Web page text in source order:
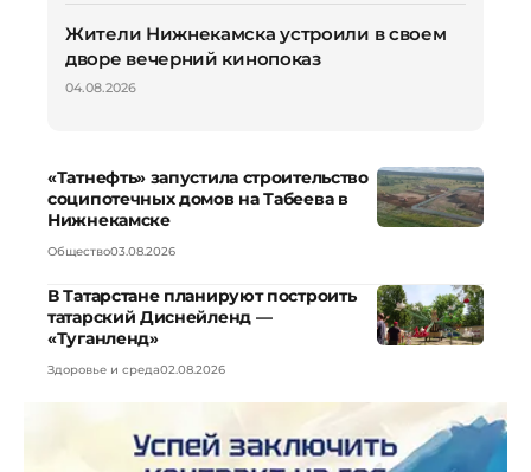
Жители Нижнекамска устроили в своем
дворе вечерний кинопоказ
04.08.2026
«Татнефть» запустила строительство
соципотечных домов на Табеева в
Нижнекамске
Общество03.08.2026
В Татарстане планируют построить
татарский Диснейленд —
«Туганленд»
Здоровье и среда02.08.2026